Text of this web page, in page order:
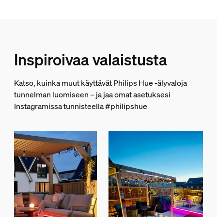
Silikoni
Kestävyys
Nimelliskäyttöikä
Ympäristöystävällisyys
Käytönaikainen ilmankosteus
5 % < H << 95 % (ei tiivistymistä)
Käyttölämpötila
-20 °C ... 45 °C
Inspiroivaa valaistusta
Katso, kuinka muut käyttävät Philips Hue -älyvaloja
tunnelman luomiseen – ja jaa omat asetuksesi
Instagramissa tunnisteella #philipshue